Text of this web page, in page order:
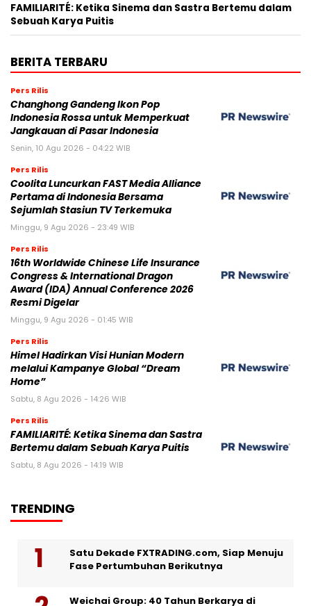
FAMILIARITÉ: Ketika Sinema dan Sastra Bertemu dalam
Sebuah Karya Puitis
BERITA TERBARU
Pers Rilis
Changhong Gandeng Ikon Pop
Indonesia Rossa untuk Memperkuat
Jangkauan di Pasar Indonesia
Senin, 10 Agu 2026 - 04:22 WIB
Pers Rilis
Coolita Luncurkan FAST Media Alliance
Pertama di Indonesia Bersama
Sejumlah Stasiun TV Terkemuka
Minggu, 9 Agu 2026 - 23:49 WIB
Pers Rilis
16th Worldwide Chinese Life Insurance
Congress & International Dragon
Award (IDA) Annual Conference 2026
Resmi Digelar
Minggu, 9 Agu 2026 - 01:45 WIB
Pers Rilis
Himel Hadirkan Visi Hunian Modern
melalui Kampanye Global “Dream
Home”
Sabtu, 8 Agu 2026 - 14:26 WIB
Pers Rilis
FAMILIARITÉ: Ketika Sinema dan Sastra
Bertemu dalam Sebuah Karya Puitis
Sabtu, 8 Agu 2026 - 14:19 WIB
TRENDING
Satu Dekade FXTRADING.com, Siap Menuju
Fase Pertumbuhan Berikutnya
Weichai Group: 40 Tahun Berkarya di